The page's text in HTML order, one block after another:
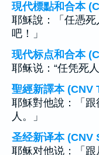
現代標點和合本
耶穌說：「任憑
吧！」
现代标点和合本
耶稣说：“任凭死
聖經新譯本 (CNV
耶穌對他說：「
人。」
圣经新译本 (CNV
耶稣对他说：「